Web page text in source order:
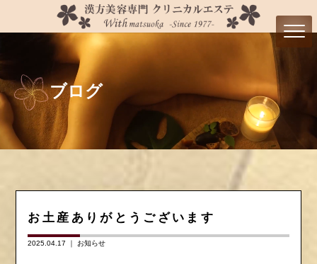
ブログ
お土産ありがとうございます
2025.04.17 ｜ お知らせ